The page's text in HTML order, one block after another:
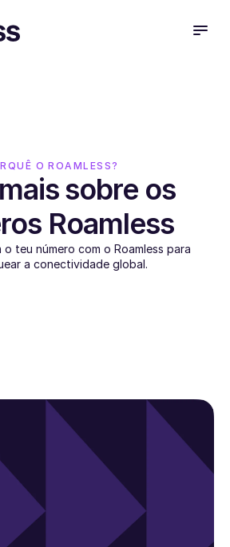
O ROAMLESS?
sobre os
Roamless
teu número com o Roamless para
a conectividade global.